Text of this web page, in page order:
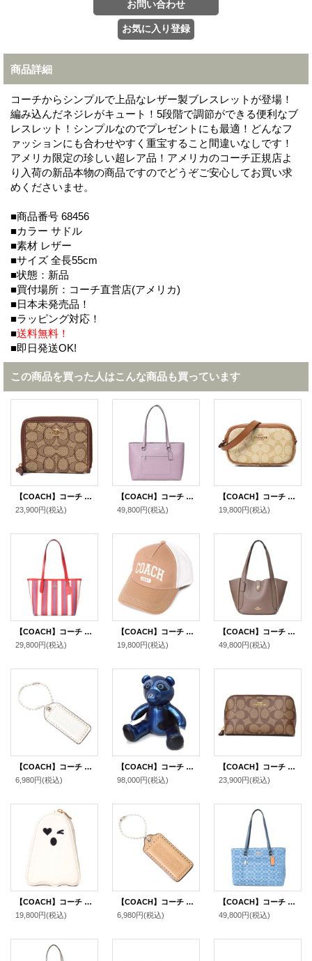
商品詳細
コーチからシンプルで上品なレザー製ブレスレットが登場！
編み込んだネジレがキュート！5段階で調節ができる便利なブ
レスレット！シンプルなのでプレゼントにも最適！どんなフ
ァッションにも合わせやすく重宝すること間違いなしです！
アメリカ限定の珍しい超レア品！アメリカのコーチ正規店よ
り入荷の新品本物の商品ですのでどうぞご安心してお買い求
めくださいませ。
■商品番号 68456
■カラー サドル
■素材 レザー
■サイズ 全長55cm
■状態：新品
■買付場所：コーチ直営店(アメリカ)
■日本未発売品！
■ラッピング対応！
■送料無料！
■即日発送OK!
この商品を買った人はこんな商品も買っています
【COACH】コーチ ジャガード レザー シグネチャー ロゴ スモール ジップ アラウンド ウォレット 二つ折り 財布 カーキ×サドルマルチ〔日本未発売〕
23,900円(税込)
【COACH】コーチ バッグ トート レザー ステーション ジップ トートバッグ ジャスミン〔日本未発売〕
49,800円(税込)
【COACH】コーチ コーティングキャンバス レザー シグネチャー ジェイミー ミニ リストレット 2way ハンドバッグ ライトカーキ×ライトサドル（日本未発売）
19,800円(税込)
【COACH】コーチ トートバッグ レザー ストライプ ロゴ ミニ スモール シティ チャークマルチ〔日本未発売〕
29,800円(税込)
【COACH】コーチ キャップ 帽子 コットン メッシュ レザー ロゴ 1941 バーシティ トラッカー ハット ライトサドル〔日本未発売〕
19,800円(税込)
【COACH】コーチ バッグ レザー ターンロック ハドリー ロゴ トートバッグ ダークストーン〔日本未発売〕
49,800円(税込)
【COACH】コーチ レザー ハングタグ ロゴ チャーム キーホルダー チャーク（日本未発売）
6,980円(税込)
【COACH】コーチ ぬいぐるみ テディベア レザー ベアー ボア インテリア ぬいぐるみ メタリックブルー〔日本未発売〕
98,000円(税込)
【COACH】コーチ コーティングキャンパス レザー シグネチャー コスメティック 化粧ポーチ カーキ×サドル（日本未発売）
23,900円(税込)
【COACH】コーチ レザー ゴースト おばけ ジップ コインポーチ コインケース チャークマルチ〔日本未発売〕
19,800円(税込)
【COACH】コーチ レザー ハングタグ ロゴ チャーム キーホルダー マルチ（日本未発売）
6,980円(税込)
【COACH】コーチ バッグ トート デニム レザー シグネチャー ステーション ジップ トートバッグ インディゴ〔日本未発売〕
49,800円(税込)